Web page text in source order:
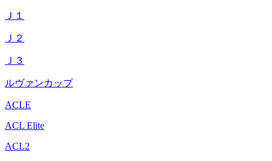
Ｊ１
Ｊ２
Ｊ３
ルヴァンカップ
ACLE
ACL Elite
ACL2